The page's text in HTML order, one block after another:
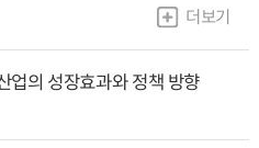
더보기
업의 성장효과와 정책 방향